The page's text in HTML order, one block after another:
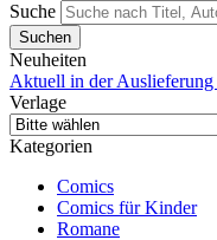
Suche
Neuheiten
Aktuell in der Auslieferung
Verlage
Kategorien
Comics
Comics für Kinder
Romane